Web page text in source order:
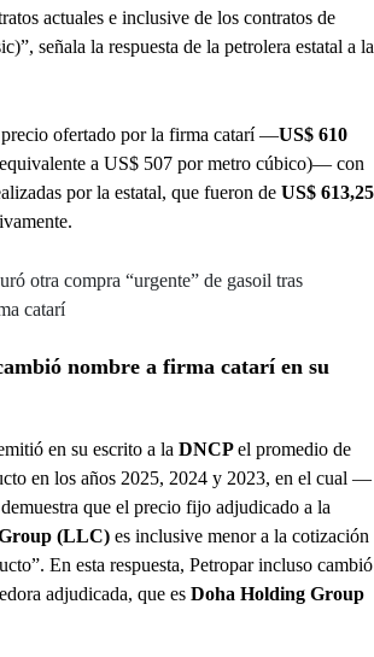
actuales e inclusive de los contratos de
señala la respuesta de la petrolera estatal a la
ofertado por la firma catarí —US$ 610
a US$ 507 por metro cúbico)— con
por la estatal, que fueron de US$ 613,25
otra compra “urgente” de gasoil tras
catarí
nombre a firma catarí en su
en su escrito a la DNCPel promedio de
en los años 2025, 2024 y 2023, en el cual —
que el precio fijo adjudicado a la
(LLC) es inclusive menor a la cotización
En esta respuesta, Petropar incluso cambió
adjudicada, que es Doha Holding Group